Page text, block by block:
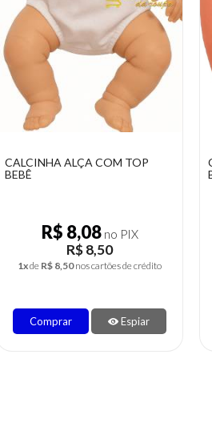
CALCINHA ALÇA COM TOP
BEBÊ
R$ 8,08no PIX
R$ 8,50
1xde R$ 8,50 nos cartões de crédito
Comprar Espiar